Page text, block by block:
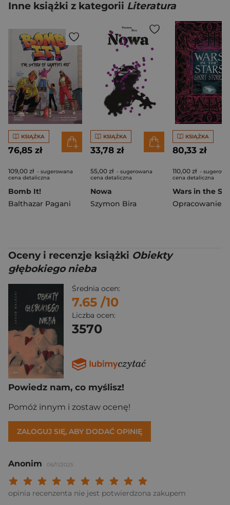
Inne książki z kategorii Literatura
KSIĄŻKA
76,85 zł
109,00 zł - sugerowana
cena detaliczna
Bomb It!
Balthazar Pagani
KSIĄŻKA
33,78 zł
55,00 zł - sugerowana
cena detaliczna
Nowa
Szymon Bira
KSIĄŻKA
80,33 zł
110,00 zł -
cena detaliczna
Oceny i recenzje książki Obiekty
głębokiego nieba
Średnia ocen:
7.65 /10
Liczba ocen:
3570
Powiedz nam, co myślisz!
Pomóż innym i zostaw ocenę!
ZALOGUJ SIĘ, ABY DODAĆ OPINIĘ
Anonim 06/11/2025
Twoja ocena:
Twoja ocena: Wybitna 9/
Twoja ocena: Rewelacyjna 8/
Twoja ocena: Bardzo dobra 7/10"
Twoja ocena: Dobra 6/10"
Twoja ocena: Przeciętna 5/10"
Twoja ocena: Może być 4/10"
Twoja ocena: Słaba 3/10"
Twoja ocena: Bardzo słaba 2/10"
Twoja ocena: Beznadziejna 1/10"
opinia recenzenta nie jest potwierdzona zakupem